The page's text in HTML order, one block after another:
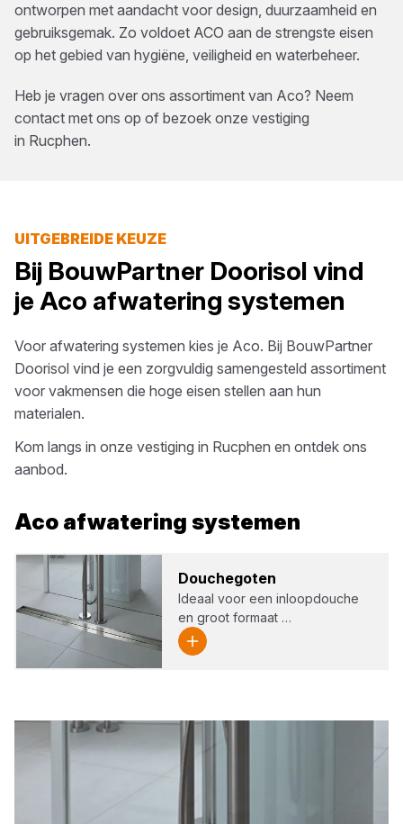
ontworpen met aandacht voor design, duurzaamheid en
gebruiksgemak. Zo voldoet ACO aan de strengste eisen
op het gebied van hygiëne, veiligheid en waterbeheer.
Heb je vragen over ons assortiment van Aco? Neem
contact met ons op of bezoek onze vestiging
in Rucphen.
UITGEBREIDE KEUZE
Bij BouwPartner Doorisol vind
je Aco afwatering systemen
Voor afwatering systemen kies je Aco. Bij BouwPartner
Doorisol vind je een zorgvuldig samengesteld assortiment
voor vakmensen die hoge eisen stellen aan hun
materialen.
Kom langs in onze vestiging in Rucphen en ontdek ons
aanbod.
Aco afwatering systemen
Dou­che­go­ten
Ideaal voor een inloopdouche
en groot formaat …